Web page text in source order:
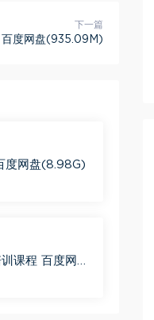
下一篇
百度网盘(935.09M)
度网盘(8.98G)
课程 百度网盘